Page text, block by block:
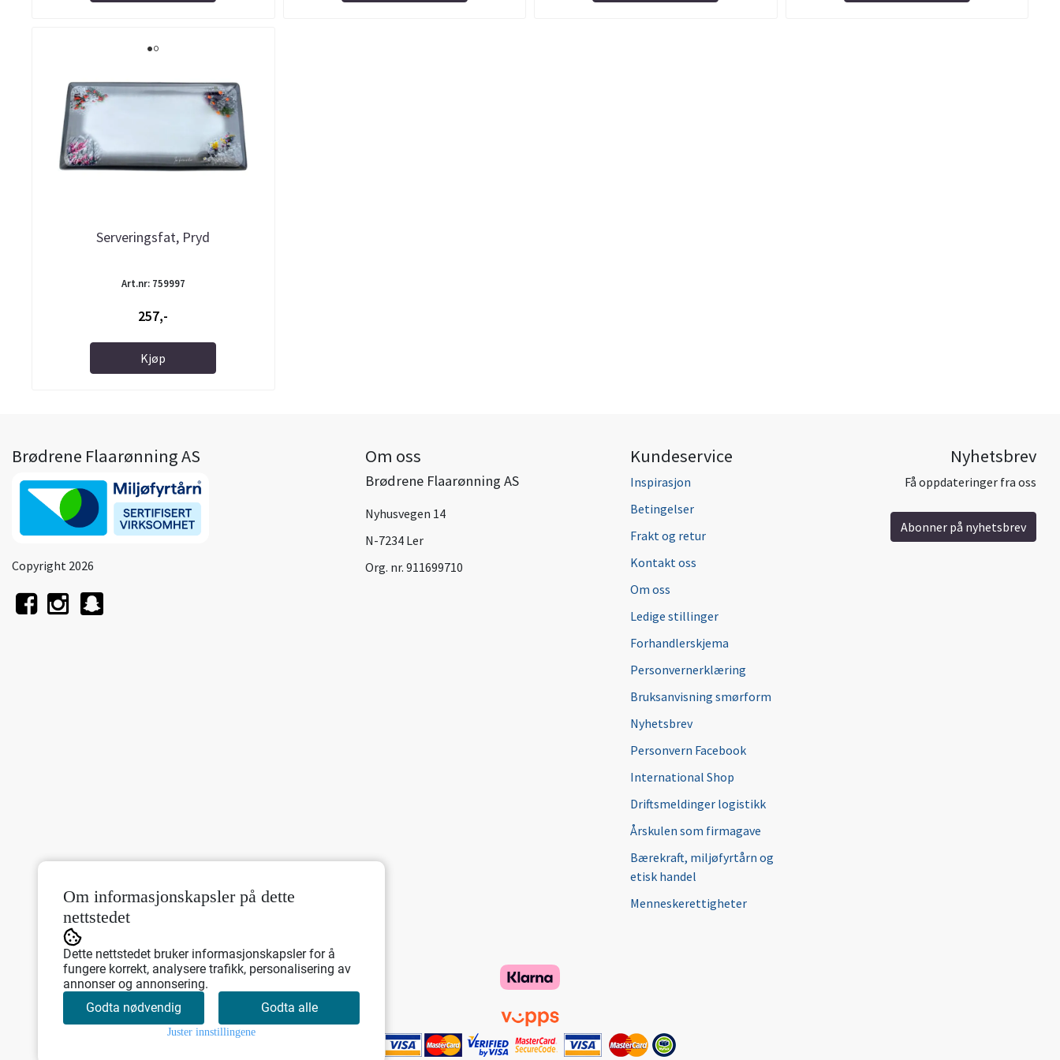
Serveringsfat, Pryd
Art.nr: 759997
257,-
Kjøp
Om informasjonskapsler på dette
nettstedet
Dette nettstedet bruker informasjonskapsler for å
fungere korrekt, analysere trafikk, personalisering av
annonser og annonsering.
Godta nødvendig
Godta alle
Juster innstillingene
Brødrene Flaarønning AS
Copyright 2026
Om oss
Brødrene Flaarønning AS
Nyhusvegen 14
N-7234 Ler
Org. nr. 911699710
Kundeservice
Inspirasjon
Betingelser
Frakt og retur
Kontakt oss
Om oss
Ledige stillinger
Forhandlerskjema
Personvernerklæring
Bruksanvisning smørform
Nyhetsbrev
Personvern Facebook
International Shop
Driftsmeldinger logistikk
Årskulen som firmagave
Bærekraft, miljøfyrtårn og
etisk handel
Menneskerettigheter
Nyhetsbrev
Få oppdateringer fra oss
Abonner på nyhetsbrev